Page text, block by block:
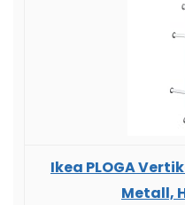
Ikea PLOGA
Metall,